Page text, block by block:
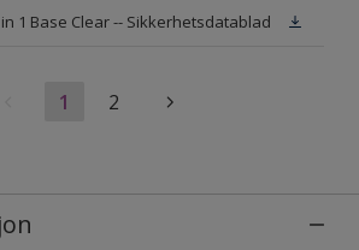
1 Base Clear -- Sikkerhetsdatablad
1 2